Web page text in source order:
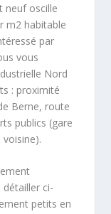
neuf oscille
m2 habitable
par
vous
Nord
: proximité
Berne, route
publics (gare
voisine).
ci-
petits en